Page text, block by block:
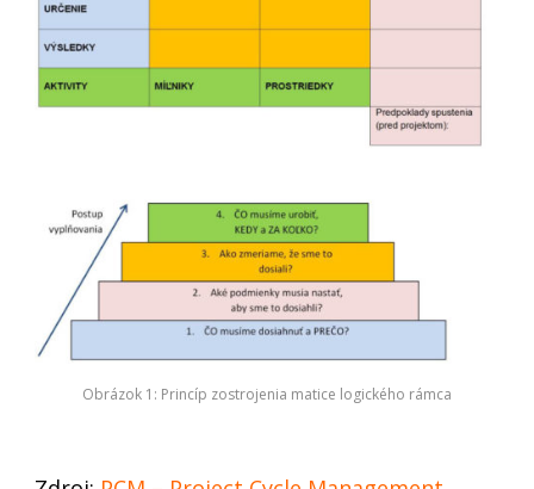
Obrázok 1: Princíp zostrojenia matice logického rámca